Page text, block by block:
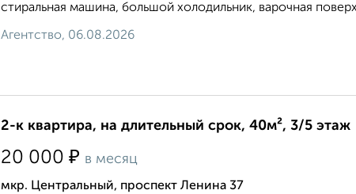
стиральная машина, большой холодильник, варочная
Агентство, 06.08.2026
2-к квартира, на длительный срок, 40м², 3/5 этаж
20 000 ₽ в месяц
мкр. Центральный, проспект Ленина 37